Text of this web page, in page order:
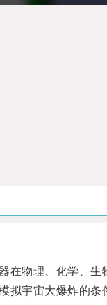
物理、化学、生
宇宙大爆炸的条件